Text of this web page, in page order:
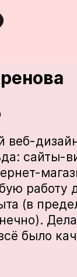
веб-
сайты-
работу
(в
было